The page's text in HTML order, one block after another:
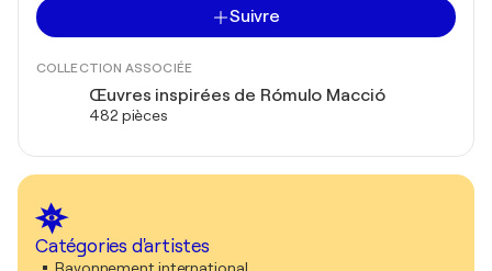
Suivre
COLLECTION ASSOCIÉE
Œuvres inspirées de Rómulo Macció
482 pièces
Catégories d'artistes